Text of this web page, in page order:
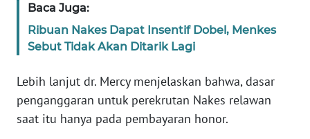
Baca Juga:
Ribuan Nakes Dapat Insentif Dobel, Menkes
Sebut Tidak Akan Ditarik Lagi
Lebih lanjut dr. Mercy menjelaskan bahwa, dasar
penganggaran untuk perekrutan Nakes relawan
saat itu hanya pada pembayaran honor.
WN
PAPUA
BARAT
WN
RIAU